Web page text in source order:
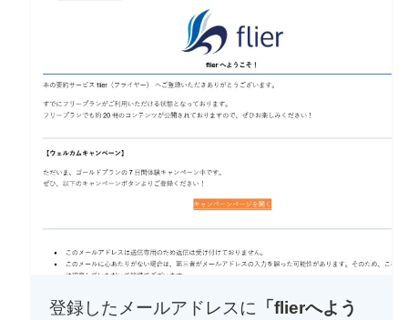
登録したメールアドレスに 「flierへよう